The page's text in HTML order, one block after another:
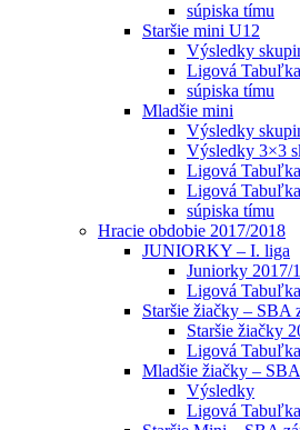
súpiska tímu
Staršie mini U12
Výsledky
Ligová
súpiska tímu
Mladšie mini
Výsledky
Výsledky 3×3
Ligová
Ligová
súpiska tímu
Hracie obdobie 2017/2018
JUNIORKY – I. liga
Juniorky 2017/
Ligová Tabuľka
Staršie žiačky – SBA
Staršie žiačky
Ligová Tabuľka
Mladšie žiačky –
Výsledky
Ligová Tabuľka